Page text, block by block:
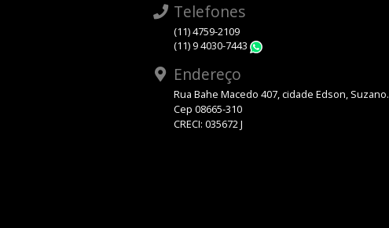
Telefones
(11) 4759-2109
(11) 9 4030-7443
Endereço
Rua Bahe Macedo 407, cidade Edson, Suzano.
Cep 08665-310
CRECI: 035672 J